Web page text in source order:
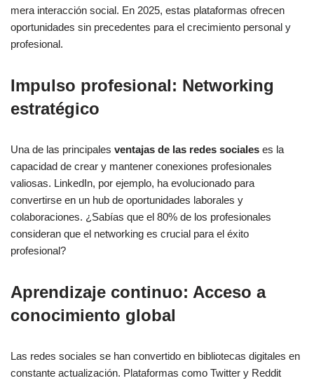
mera interacción social. En 2025, estas plataformas ofrecen
oportunidades sin precedentes para el crecimiento personal y
profesional.
Impulso profesional: Networking
estratégico
Una de las principales ventajas de las redes sociales es la
capacidad de crear y mantener conexiones profesionales
valiosas. LinkedIn, por ejemplo, ha evolucionado para
convertirse en un hub de oportunidades laborales y
colaboraciones. ¿Sabías que el 80% de los profesionales
consideran que el networking es crucial para el éxito
profesional?
Aprendizaje continuo: Acceso a
conocimiento global
Las redes sociales se han convertido en bibliotecas digitales en
constante actualización. Plataformas como Twitter y Reddit